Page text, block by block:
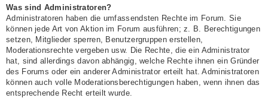
Was sind Administratoren?
Administratoren haben die umfassendsten Rechte im Forum. Sie
können jede Art von Aktion im Forum ausführen; z. B. Berechtigungen
setzen, Mitglieder sperren, Benutzergruppen erstellen,
Moderationsrechte vergeben usw. Die Rechte, die ein Administrator
hat, sind allerdings davon abhängig, welche Rechte ihnen ein Gründer
des Forums oder ein anderer Administrator erteilt hat. Administratoren
können auch volle Moderationsberechtigungen haben, wenn ihnen das
entsprechende Recht erteilt wurde.